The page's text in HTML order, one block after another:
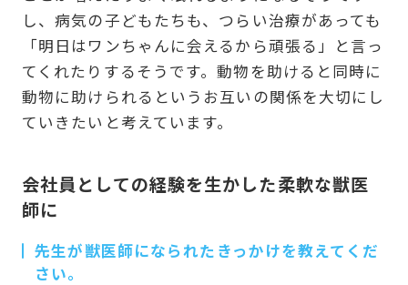
し、病気の子どもたちも、つらい治療があっても
「明日はワンちゃんに会えるから頑張る」と言っ
てくれたりするそうです。動物を助けると同時に
動物に助けられるというお互いの関係を大切にし
ていきたいと考えています。
会社員としての経験を生かした柔軟な獣医
師に
先生が獣医師になられたきっかけを教えてくだ
さい。